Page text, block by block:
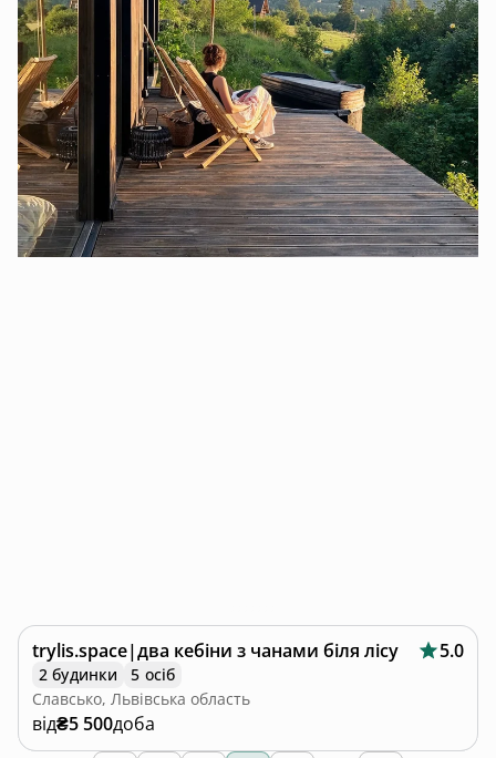
trylis.space|два кебіни з чанами біля лісу 5.0
2 будинки
5 осіб
Славсько, Львівська область
від₴5 500доба